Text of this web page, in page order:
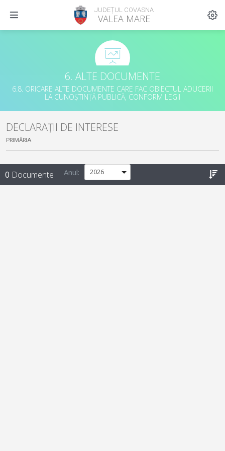
JUDEȚUL COVASNA
VALEA MARE
6. ALTE DOCUMENTE
6.8. ORICARE ALTE DOCUMENTE CARE FAC OBIECTUL ADUCERII
LA CUNOȘTINȚĂ PUBLICĂ, CONFORM LEGII
DECLARAȚII DE INTERESE
PRIMĂRIA
0 Documente Anul: